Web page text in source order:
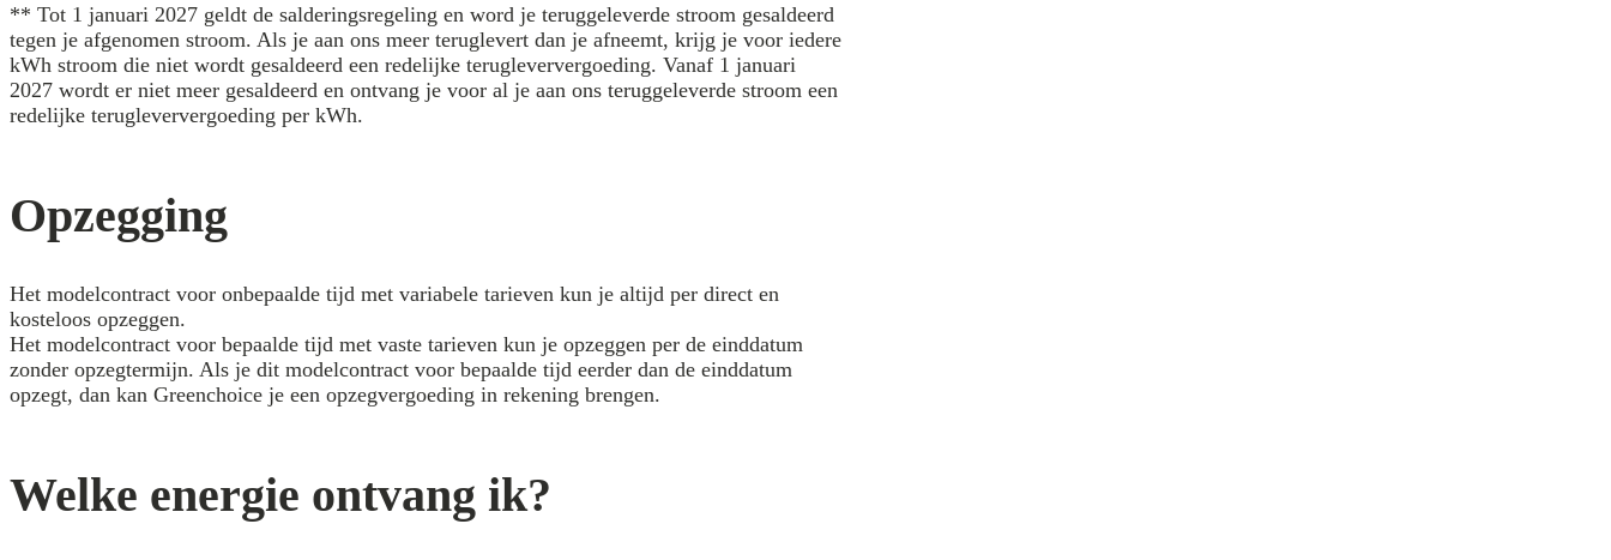
** Tot 1 januari 2027 geldt de salderingsregeling en word je teruggeleverde stroom gesaldeerd
tegen je afgenomen stroom. Als je aan ons meer teruglevert dan je afneemt, krijg je voor iedere
kWh stroom die niet wordt gesaldeerd een redelijke terugleververgoeding. Vanaf 1 januari
2027 wordt er niet meer gesaldeerd en ontvang je voor al je aan ons teruggeleverde stroom een
redelijke terugleververgoeding per kWh.
Opzegging
Het modelcontract voor onbepaalde tijd met variabele tarieven kun je altijd per direct en
kosteloos opzeggen.
Het modelcontract voor bepaalde tijd met vaste tarieven kun je opzeggen per de einddatum
zonder opzegtermijn. Als je dit modelcontract voor bepaalde tijd eerder dan de einddatum
opzegt, dan kan Greenchoice je een opzegvergoeding in rekening brengen.
Welke energie ontvang ik?